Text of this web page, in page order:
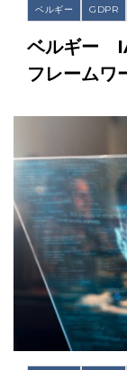
ベルギー GDPR
ベルギー
フレームワ